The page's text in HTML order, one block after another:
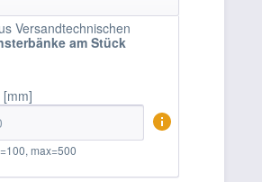
Versandtechnischen
am Stück
max=500